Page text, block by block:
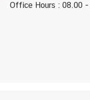
Office Hours : 08.00